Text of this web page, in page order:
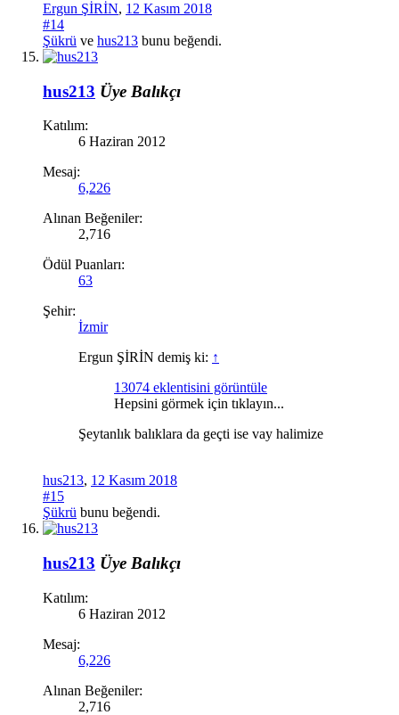
Ergun ŞİRİN, 12 Kasım 2018
#14
Şükrü ve hus213 bunu beğendi.
hus213 Üye Balıkçı
Katılım:
6 Haziran 2012
Mesaj:
6,226
Alınan Beğeniler:
2,716
Ödül Puanları:
63
Şehir:
İzmir
Ergun ŞİRİN demiş ki: ↑
13074 eklentisini görüntüle
Hepsini görmek için tıklayın...
Şeytanlık balıklara da geçti ise vay halimize
hus213, 12 Kasım 2018
#15
Şükrü bunu beğendi.
hus213 Üye Balıkçı
Katılım:
6 Haziran 2012
Mesaj:
6,226
Alınan Beğeniler:
2,716